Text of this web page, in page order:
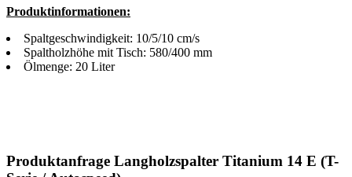
Produktinformationen:
Spaltgeschwindigkeit: 10/5/10 cm/s
Spaltholzhöhe mit Tisch: 580/400 mm
Ölmenge: 20 Liter
Produktanfrage Langholzspalter Titanium 14 E (T-